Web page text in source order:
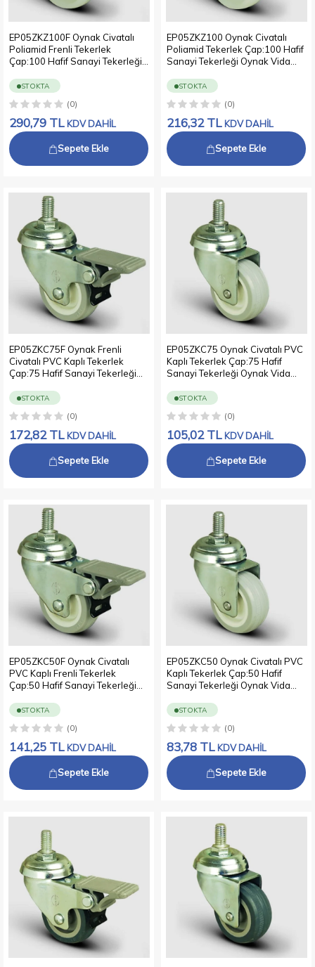
EP05ZKZ100F Oynak Civatalı
Poliamid Frenli Tekerlek
Çap:100 Hafif Sanayi Tekerleği
Beyaz Kestamit Teker
STOKTA
(0)
290,79 TL KDV DAHİL
Sepete Ekle
EP05ZKZ100 Oynak Civatalı
Poliamid Tekerlek Çap:100 Hafif
Sanayi Tekerleği Oynak Vida
TekerSTOKTA
(0)
216,32TL KDV DAHİL
Sepete Ekle
EP05ZKC75F Oynak Frenli
Civatalı PVC Kaplı Tekerlek
Çap:75 Hafif Sanayi Tekerleği
Poliamid üzeri PVC Kaplı Teker
STOKTA
(0)
172,82TL KDV DAHİL
Sepete Ekle
EP05ZKC75 Oynak Civatalı PVC
Kaplı Tekerlek Çap:75 Hafif
Sanayi Tekerleği Oynak Vida
PVC Kaplı Teker
STOKTA
(0)
105,02TL KDV DAHİL
Sepete Ekle
EP05ZKC50F Oynak Civatalı
PVC Kaplı Frenli Tekerlek
Çap:50 Hafif Sanayi Tekerleği
Poliamid üzeri PVC Kaplı Teker
STOKTA
(0)
141,25 TL KDV DAHİL
Sepete Ekle
EP05ZKC50 Oynak Civatalı PVC
Kaplı Tekerlek Çap:50 Hafif
Sanayi Tekerleği Oynak Vida
PVC Kaplı Teker
STOKTA
(0)
83,78 TL KDV DAHİL
Sepete Ekle